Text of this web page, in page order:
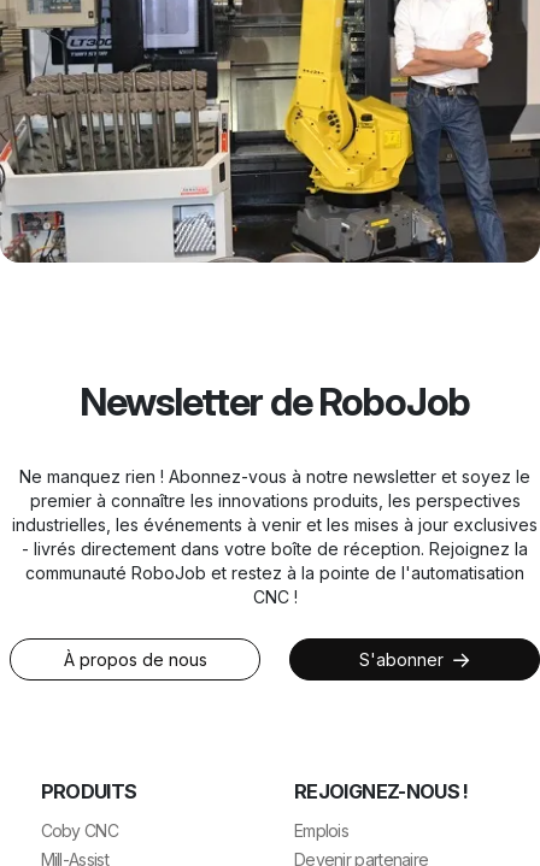
Newsletter de RoboJob
Ne manquez rien ! Abonnez-vous à notre newsletter et soyez le
premier à connaître les innovations produits, les perspectives
industrielles, les événements à venir et les mises à jour exclusives
- livrés directement dans votre boîte de réception. Rejoignez la
communauté RoboJob et restez à la pointe de l'automatisation
CNC !
À propos de nous S'abonner
PRODUITS
Coby CNC
Mill-Assist
REJOIGNEZ-NOUS !
Emplois
Devenir partenaire